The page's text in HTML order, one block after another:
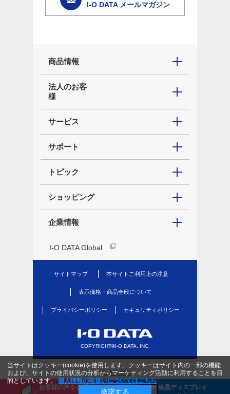
I-O DATA メールマガジン
商品情報
法人のお客
様
サービス
サポート
トピック
ショッピング
企業情報
I-O DATA Global
サイトマップ 本サイトご利用上の注意
表示価格・商品全般について
プライバシーポリシー セキュリティポリシー
COPYRIGHT©I-O DATA, INC.
当サイトはクッキー(cookie)を使用します。クッキーはサイト内の一部の機能
および、サイトの使用状況の分析からマーケティング活動に利用することを目
的としています。 個人情報の取扱いについてはこちら
承諾する
PC版を表示
お客様の声を公開中
液晶ディスプレイ